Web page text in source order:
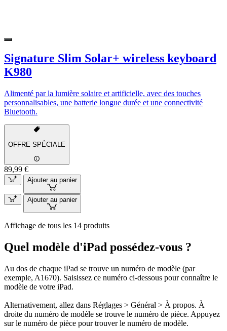
Signature Slim Solar+ wireless keyboard
K980
Alimenté par la lumière solaire et artificielle, avec des touches
personnalisables, une batterie longue durée et une connectivité
Bluetooth.
OFFRE SPÉCIALE
89,99 €
Ajouter au panier
Ajouter au panier
Affichage de tous les 14 produits
Quel modèle d'iPad possédez-vous ?
Au dos de chaque iPad se trouve un numéro de modèle (par
exemple, A1670). Saisissez ce numéro ci-dessous pour connaître le
modèle de votre iPad.
Alternativement, allez dans Réglages > Général > À propos. À
droite du numéro de modèle se trouve le numéro de pièce. Appuyez
sur le numéro de pièce pour trouver le numéro de modèle.